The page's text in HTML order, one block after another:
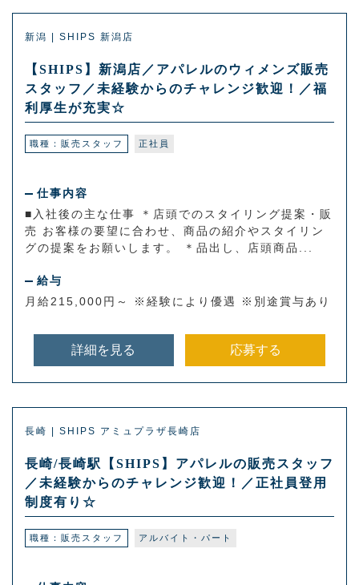
新潟 | SHIPS 新潟店
【SHIPS】新潟店／アパレルのウィメンズ販売
スタッフ／未経験からのチャレンジ歓迎！／福
利厚生が充実☆
職種：販売スタッフ 正社員
仕事内容
■入社後の主な仕事 ＊店頭でのスタイリング提案・販
売 お客様の要望に合わせ、商品の紹介やスタイリン
グの提案をお願いします。 ＊品出し、店頭商品...
給与
月給215,000円～ ※経験により優遇 ※別途賞与あり
詳細を見る 応募する
長崎 | SHIPS アミュプラザ長崎店
長崎/長崎駅【SHIPS】アパレルの販売スタッフ
／未経験からのチャレンジ歓迎！／正社員登用
制度有り☆
職種：販売スタッフ アルバイト・パート